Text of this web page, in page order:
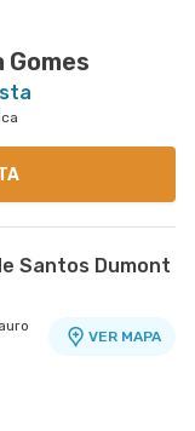
Gomes
Santos Dumont
VER MAPA